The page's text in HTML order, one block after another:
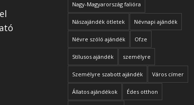
Nagy-Magyarország falióra
Nászajándék ötletek Névnapi ajándék
Névre szóló ajándék Ofze
Stílusos ajándék személyre
Személyre szabott ajándék Város címer
Állatos ajándékok Édes otthon